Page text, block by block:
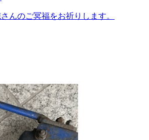
んのご冥福をお祈りします。